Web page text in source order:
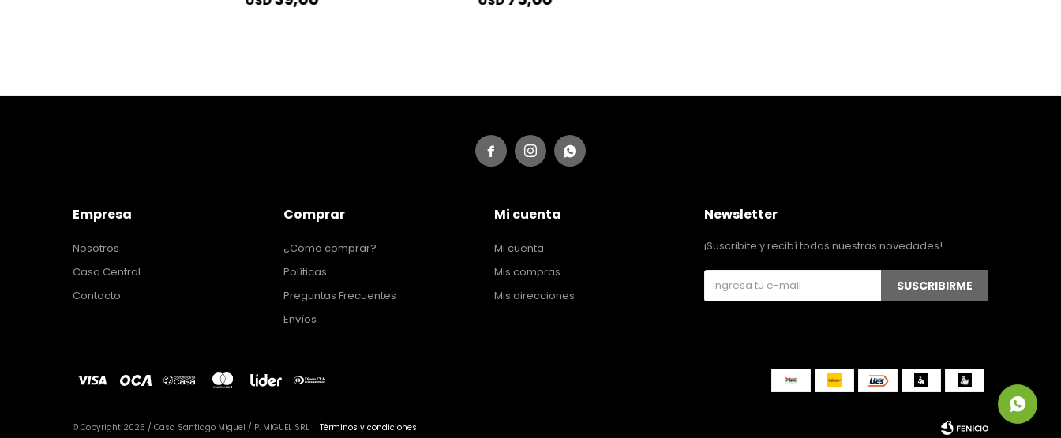
  
Empresa
Nosotros
Casa Central
Contacto
Comprar
¿Cómo comprar?
Políticas
Preguntas Frecuentes
Envíos
Mi cuenta
Mi cuenta
Mis compras
Mis direcciones
Newsletter
¡Suscribite y recibí todas nuestras novedades!
SUSCRIBIRME
© Copyright 2026 / Casa Santiago Miguel / P. MIGUEL SRL Términos y condiciones